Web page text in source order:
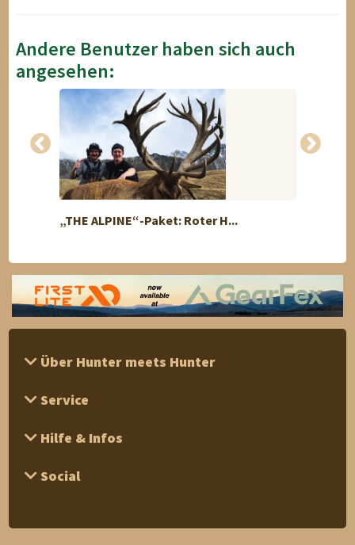
Andere Benutzer haben sich auch
angesehen:
„THE ALPINE“-Paket: Roter H...
Über Hunter meets Hunter
Service
Hilfe & Infos
Social